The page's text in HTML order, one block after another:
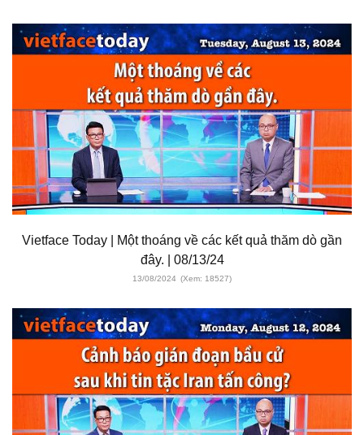
Vietface Today | Một thoáng về các kết quả thăm dò gần
đây. | 08/13/24
13/08/2024 (Xem: 18527)